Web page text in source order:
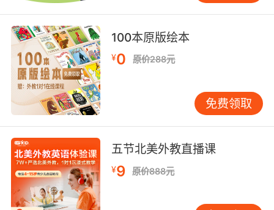
9. Oxygen is scarce in these stagnant waters,
but the eggs will get enough from the
bubbles to allow them to develop.
氧气在不流动的水中十分稀缺 但这些受精卵会从
泡泡中获得足够的氧气 得以生长发育
100本原版绘本
¥0 原价288元
免费领取
五节北美外教直播课
¥9 原价888元